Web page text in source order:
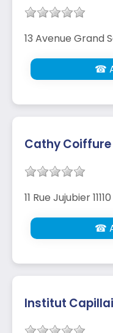
13 Avenue Grand
☎
Cathy Coiffure
11 Rue Jujubier
☎
Institut